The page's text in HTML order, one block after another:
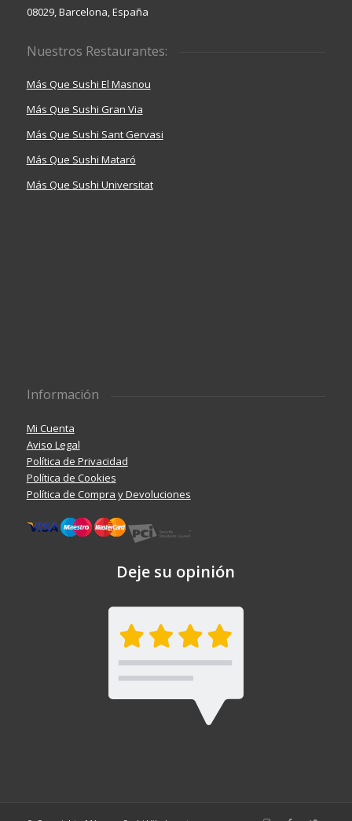
08029, Barcelona, España
Nuestros Restaurantes:
Más Que Sushi El Masnou
Más Que Sushi Gran Via
Más Que Sushi Sant Gervasi
Más Que Sushi Mataró
Más Que Sushi Universitat
Información
Mi Cuenta
Aviso Legal
Política de Privacidad
Política de Cookies
Política de Compra y Devoluciones
Deje su opinión